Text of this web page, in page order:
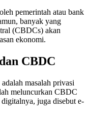
pemerintah atau bank
banyak yang
(CBDCs) akan
ekonomi.
CBDC
masalah privasi
meluncurkan CBDC
juga disebut e-